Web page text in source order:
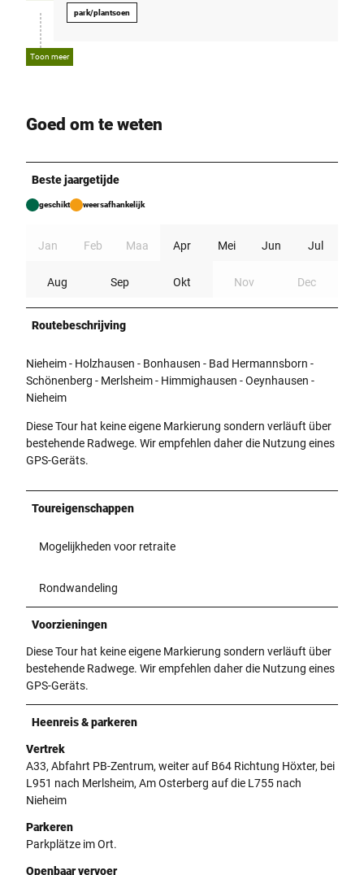
park/plantsoen
Toon meer
Goed om te weten
Beste jaargetijde
geschikt weersafhankelijk
Jan Feb Maa Apr Mei Jun Jul
Aug Sep Okt Nov Dec
Routebeschrijving
Nieheim - Holzhausen - Bonhausen - Bad Hermannsborn -
Schönenberg - Merlsheim - Himmighausen - Oeynhausen -
Nieheim
Diese Tour hat keine eigene Markierung sondern verläuft über
bestehende Radwege. Wir empfehlen daher die Nutzung eines
GPS-Geräts.
Toureigenschappen
Mogelijkheden voor retraite
Rondwandeling
Voorzieningen
Diese Tour hat keine eigene Markierung sondern verläuft über
bestehende Radwege. Wir empfehlen daher die Nutzung eines
GPS-Geräts.
Heenreis & parkeren
Vertrek
A33, Abfahrt PB-Zentrum, weiter auf B64 Richtung Höxter, bei
L951 nach Merlsheim, Am Osterberg auf die L755 nach
Nieheim
Parkeren
Parkplätze im Ort.
Openbaar vervoer